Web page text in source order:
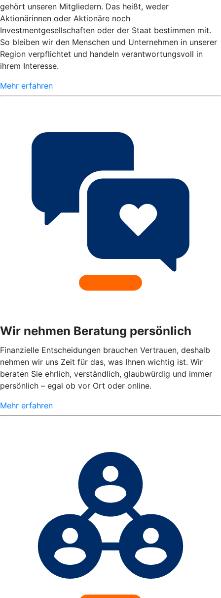
gehört unseren Mitgliedern. Das heißt, weder
Aktionärinnen oder Aktionäre noch
Investmentgesellschaften oder der Staat bestimmen mit.
So bleiben wir den Menschen und Unternehmen in unserer
Region verpflichtet und handeln verantwortungsvoll in
ihrem Interesse.
Mehr erfahren
Wir nehmen Beratung persönlich
Finanzielle Entscheidungen brauchen Vertrauen, deshalb
nehmen wir uns Zeit für das, was Ihnen wichtig ist. Wir
beraten Sie ehrlich, verständlich, glaubwürdig und immer
persönlich – egal ob vor Ort oder online.
Mehr erfahren